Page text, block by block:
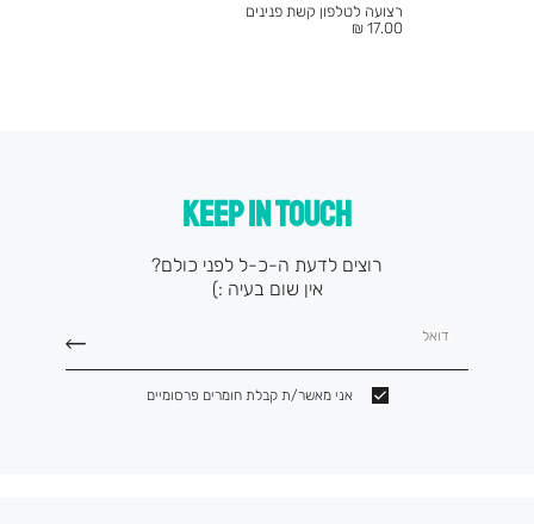
רצועה לטלפון קשת פנינים
מחיר
17.00 ₪
KEEP IN TOUCH
רוצים לדעת ה-כ-ל לפני כולם?
אין שום בעיה :)
דואל
אני מאשר/ת קבלת חומרים פרסומיים